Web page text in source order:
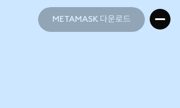
METAMASK 다운로드